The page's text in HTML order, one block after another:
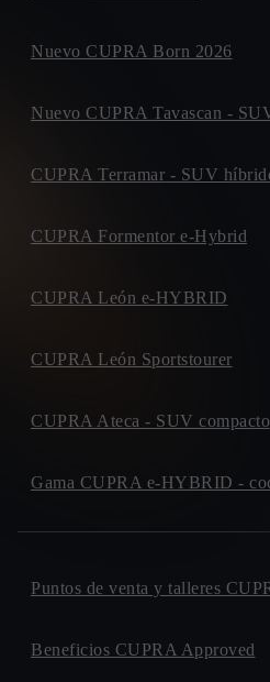
Nuevo CUPRA Born 2026
Nuevo CUPRA Tavascan -
CUPRA Terramar - SUV
CUPRA Formentor e-Hybrid
CUPRA León e-HYBRID
CUPRA León Sportstourer
CUPRA Ateca - SUV compacto
Gama CUPRA e-HYBRID -
Puntos de venta y talleres
Beneficios CUPRA Approved